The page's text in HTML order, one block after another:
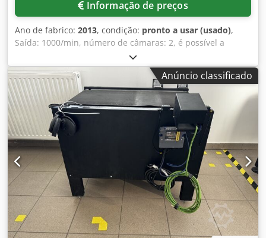
Informação de preços
Ano de fabrico: 2013, condição: pronto a usar (usado),
Saída: 1000/min, número de câmaras: 2, é possível a
inspeção no local. Djdpfx Aboucfxao Sewa
Anúncio classificado